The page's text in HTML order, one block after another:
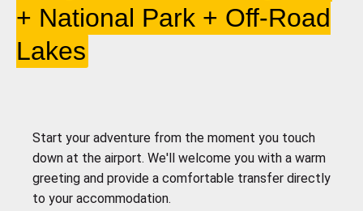
+ National Park + Off-Road
Lakes
Start your adventure from the moment you touch
down at the airport. We'll welcome you with a warm
greeting and provide a comfortable transfer directly
to your accommodation.